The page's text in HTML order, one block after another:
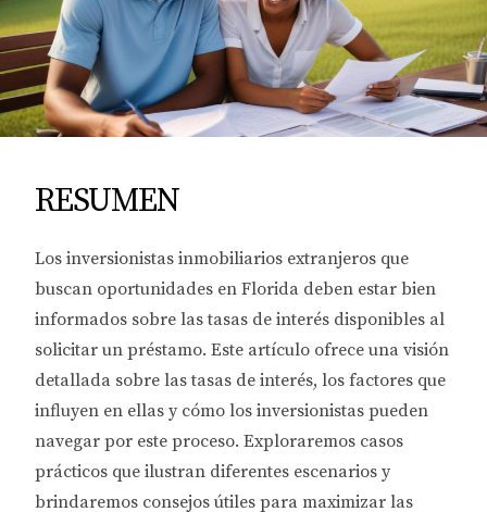
RESUMEN
Los inversionistas inmobiliarios extranjeros que
buscan oportunidades en Florida deben estar bien
informados sobre las tasas de interés disponibles al
solicitar un préstamo. Este artículo ofrece una visión
detallada sobre las tasas de interés, los factores que
influyen en ellas y cómo los inversionistas pueden
navegar por este proceso. Exploraremos casos
prácticos que ilustran diferentes escenarios y
brindaremos consejos útiles para maximizar las